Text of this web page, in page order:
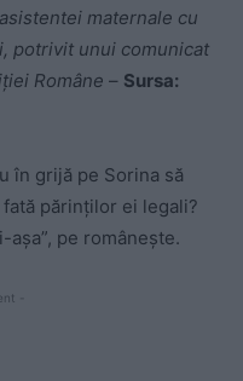
maternale cu
potrivit unui comunicat
Române – Sursa:
în grijă pe Sorina să
părinţilor ei legali?
aşa”, pe româneşte.
-